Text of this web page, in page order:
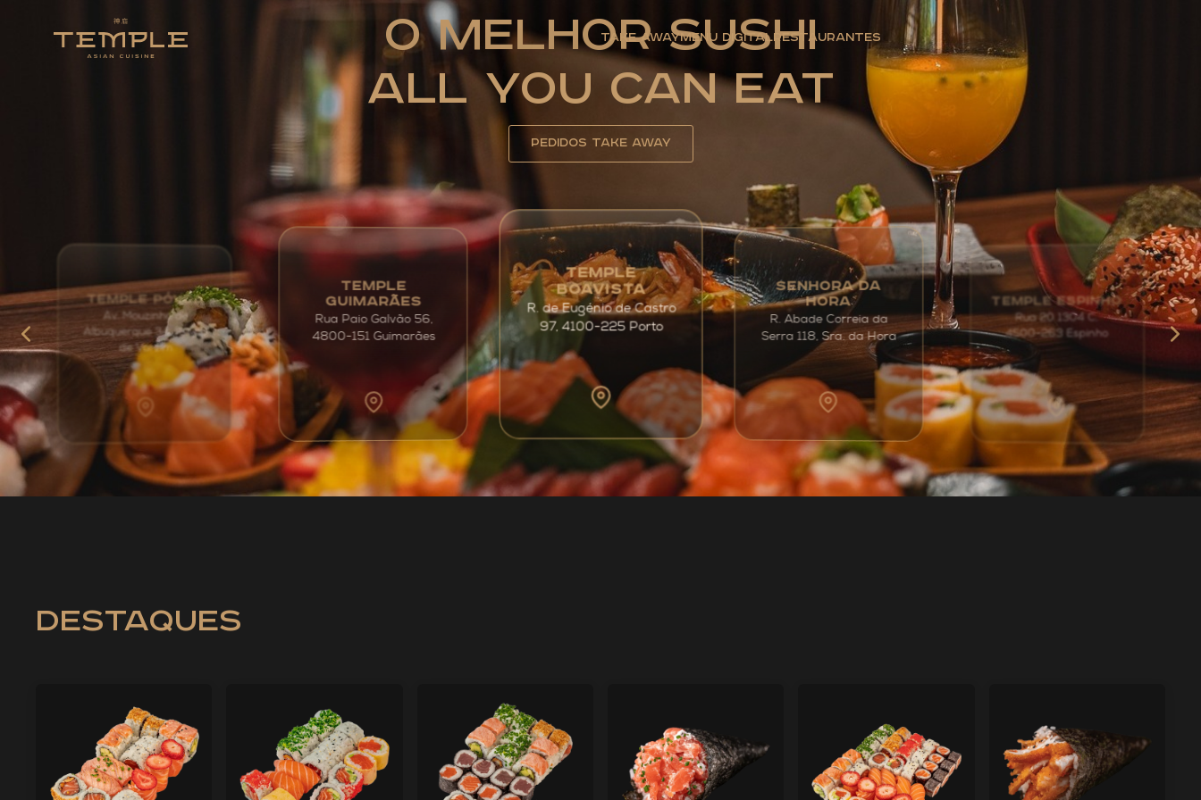
Take AwayMenu Digital Restaurantes
O Melhor Sushi
All You Can Eat
Pedidos Take away
TEMPLE PÓVOA
Av. Mouzinho de
Albuquerque 34, Póvoa
de Varzim
TEMPLE
GUIMARÃES
Rua Paio Galvão 56,
4800-151 Guimarães
TEMPLE
BOAVISTA
R. de Eugénio de Castro
97, 4100-225 Porto
SENHORA DA
HORA
R. Abade Correia da
Serra 118, Sra. da Hora
TEMPLE ESPINHO
Rua 20 1304 C,
4500-263 Espinho
destaques